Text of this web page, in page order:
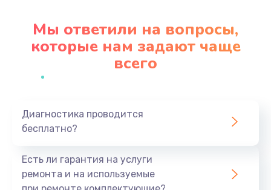
Заказать
Ремонт потенциометров
Заказать
Мы ответили на вопросы,
которые нам задают чаще
всего
Диагностика проводится
бесплатно?
Есть ли гарантия на услуги
ремонта и на используемые